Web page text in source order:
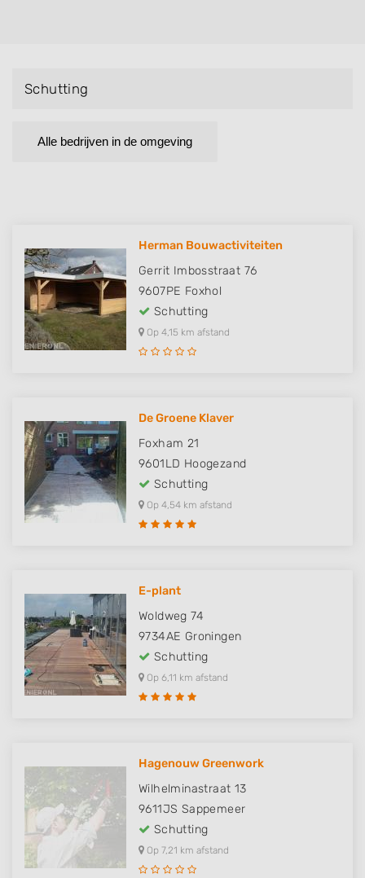
Schutting
Alle bedrijven in de omgeving
Herman Bouwactiviteiten
Gerrit Imbosstraat 76
9607PE Foxhol
Schutting
Op 4,15 km afstand
De Groene Klaver
Foxham 21
9601LD Hoogezand
Schutting
Op 4,54 km afstand
E-plant
Woldweg 74
9734AE Groningen
Schutting
Op 6,11 km afstand
Hagenouw Greenwork
Wilhelminastraat 13
9611JS Sappemeer
Schutting
Op 7,21 km afstand